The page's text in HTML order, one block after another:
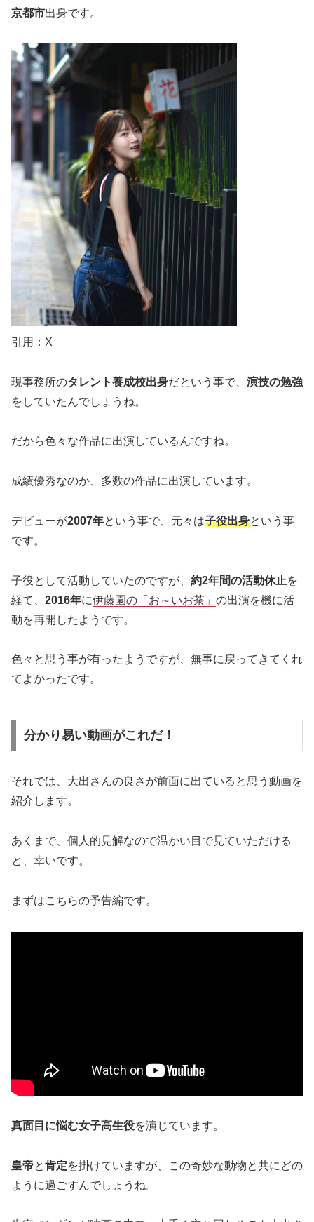
京都市出身です。
引用：X
現事務所のタレント養成校出身だという事で、 演技の勉強
をしていたんでしょうね。
だから色々な作品に出演しているんですね。
成績優秀なのか、多数の作品に出演しています。
デビューが2007年という事で、元々は子役出身という事
です。
子役として活動していたのですが、 約2年間の活動休止を
経て、 2016年に伊藤園の「お～いお茶」 の出演を機に活
動を再開したようです。
色々と思う事が有ったようですが、無事に戻ってきてくれ
てよかったです。
分かり易い動画がこれだ！
それでは、大出さんの良さが前面に出ていると思う動画を
紹介します。
あくまで、個人的見解なので温かい目で見ていただける
と、幸いです。
まずはこちらの予告編です。
真面目に悩む女子高生役を演じています。
皇帝と肯定を掛けていますが、この奇妙な動物と共にどの
ように過ごすんでしょうね。